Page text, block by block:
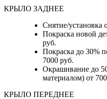
КРЫЛО ЗАДНЕЕ
Снятие/установка
Покраска новой
руб.
Покраска до 30%
7000 руб.
Окрашивание до
материалом) от
КРЫЛО ПЕРЕДНЕЕ